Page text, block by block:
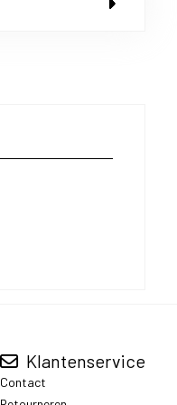
Klantenservice
Contact